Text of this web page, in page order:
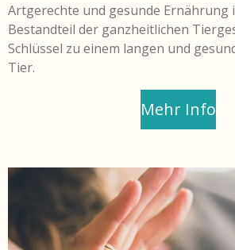
Artgerechte und gesunde Ernährung
Bestandteil der ganzheitlichen
Schlüssel zu einem langen und
Tier.
Mehr Info